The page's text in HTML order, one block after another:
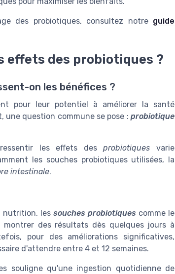
des probiotiques, consultez notre guide
effets des probiotiques ?
on les bénéfices ?
pour leur potentiel à améliorer la santé
une question commune se pose :probiotique
les effets desprobiotiques varie
les souches probiotiques utilisées, la
intestinale.
nutrition, les souches probiotiques comme le
montrer des résultats dès quelques jours à
pour des améliorations significatives,
d'attendre entre 4 et 12 semaines.
souligne qu'une ingestion quotidienne de